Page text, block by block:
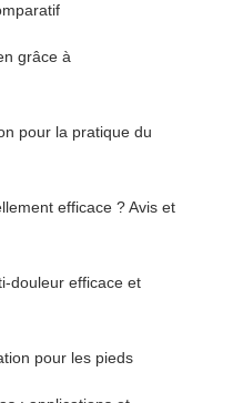
grâce à
pour la pratique du
efficace ? Avis et
douleur efficace et
pour les pieds